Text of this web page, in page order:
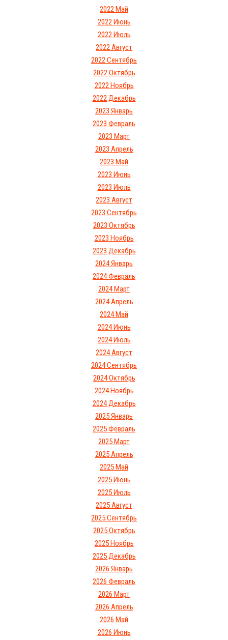
2022 Май
2022 Июнь
2022 Июль
2022 Август
2022 Сентябрь
2022 Октябрь
2022 Ноябрь
2022 Декабрь
2023 Январь
2023 Февраль
2023 Март
2023 Апрель
2023 Май
2023 Июнь
2023 Июль
2023 Август
2023 Сентябрь
2023 Октябрь
2023 Ноябрь
2023 Декабрь
2024 Январь
2024 Февраль
2024 Март
2024 Апрель
2024 Май
2024 Июнь
2024 Июль
2024 Август
2024 Сентябрь
2024 Октябрь
2024 Ноябрь
2024 Декабрь
2025 Январь
2025 Февраль
2025 Март
2025 Апрель
2025 Май
2025 Июнь
2025 Июль
2025 Август
2025 Сентябрь
2025 Октябрь
2025 Ноябрь
2025 Декабрь
2026 Январь
2026 Февраль
2026 Март
2026 Апрель
2026 Май
2026 Июнь